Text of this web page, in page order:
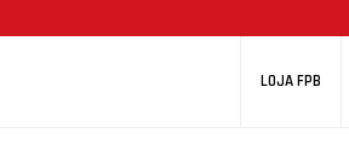
LOJA FPB